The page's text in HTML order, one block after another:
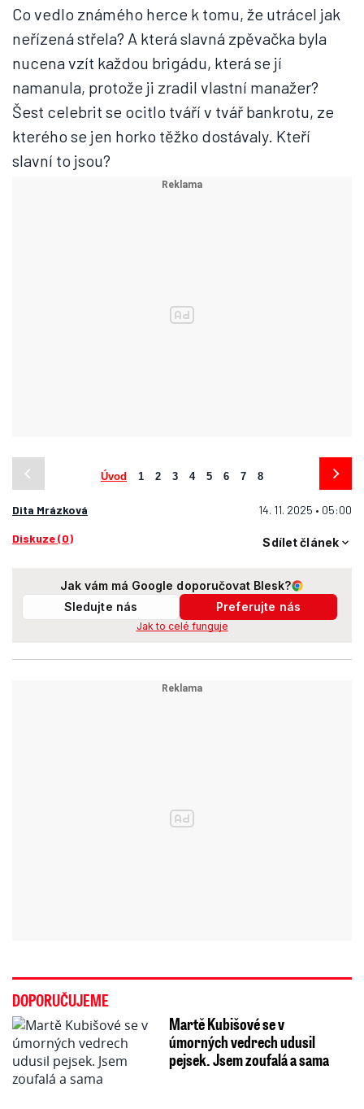
Co vedlo známého herce k tomu, že utrácel jak
neřízená střela? A která slavná zpěvačka byla
nucena vzít každou brigádu, která se jí
namanula, protože ji zradil vlastní manažer?
Šest celebrit se ocitlo tváří v tvář bankrotu, ze
kterého se jen horko těžko dostávaly. Kteří
slavní to jsou?
Úvod 1 2 3 4 5 6 7 8
Dita Mrázková 14. 11. 2025 • 05:00
Diskuze (0) Sdílet článek
Jak vám má Google doporučovat Blesk?
Sledujte nás
Preferujte nás
Jak to celé funguje
DOPORUČUJEME
Martě Kubišové se v
úmorných vedrech udusil
pejsek. Jsem zoufalá a sama